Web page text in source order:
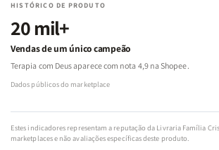
HISTÓRICO DE PRODUTO
20 mil+
Vendas de um único campeão
Terapia com Deus aparece com nota 4,9 na Shopee.
Dados públicos do marketplace
Estes indicadores representam a reputação da Livraria Família
marketplaces e não avaliações específicas deste produto.